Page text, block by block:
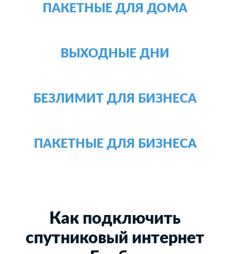
ПАКЕТНЫЕ ДЛЯ ДОМА
ВЫХОДНЫЕ ДНИ
БЕЗЛИМИТ ДЛЯ БИЗНЕСА
ПАКЕТНЫЕ ДЛЯ БИЗНЕСА
Как подключить
спутниковый интернет